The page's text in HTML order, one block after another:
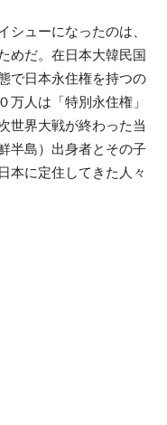
シューになったのは、
めだ。在日本大韓民国
で日本永住権を持つの
万人は「特別永住権」
世界大戦が終わった当
半島）出身者とその子
本に定住してきた人々